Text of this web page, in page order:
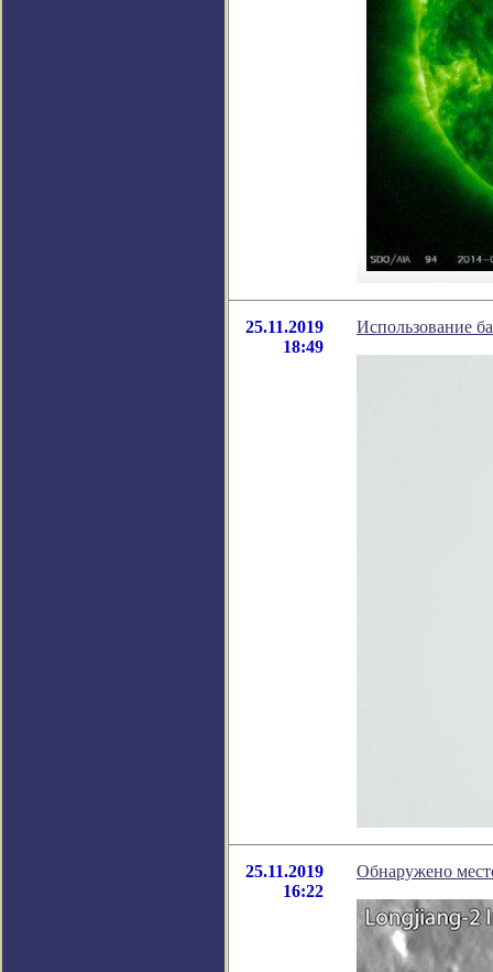
25.11.2019
18:49
Использование
25.11.2019
16:22
Обнаружено